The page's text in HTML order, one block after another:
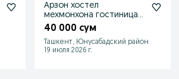
Арзон хостел
мехмонхона гостиница
хотел кунлик ижара
40 000 сум
Ташкент, Юнусабадский район
19 июля 2026 г.